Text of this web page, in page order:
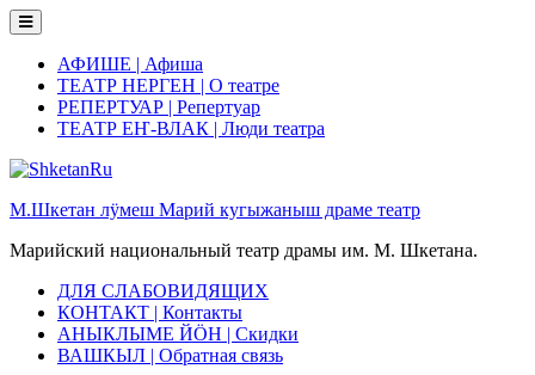
Skip
to
contentАФИШЕ | Афиша
ТЕАТР НЕРГЕН | О театре
РЕПЕРТУАР | Репертуар
ТЕАТР ЕҤ-ВЛАК | Люди театра
М.Шкетан лӱмеш Марий кугыжаныш драме театр
Марийский национальный театр драмы им. М. Шкетана.
ДЛЯ СЛАБОВИДЯЩИХ
КОНТАКТ | Контакты
АНЫКЛЫМЕ ЙӦН | Скидки
ВАШКЫЛ | Обратная связь